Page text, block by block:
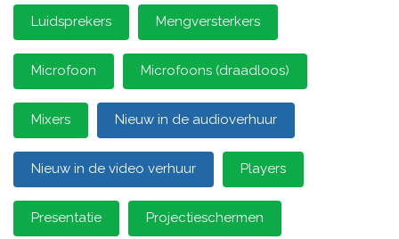
Luidsprekers Mengversterkers
Microfoon Microfoons (draadloos)
Mixers Nieuw in de audioverhuur
Nieuw in de video verhuur Players
Presentatie Projectieschermen